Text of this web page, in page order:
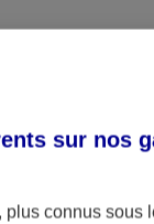
sur nos
plus connus sous